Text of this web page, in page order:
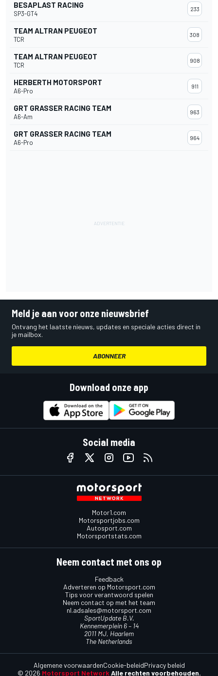
BESAPLAST RACING
SP3-GT4
233
TEAM ALTRAN PEUGEOT
TCR
308
TEAM ALTRAN PEUGEOT
TCR
908
HERBERTH MOTORSPORT
A6-Pro
911
GRT GRASSER RACING TEAM
A6-Am
963
GRT GRASSER RACING TEAM
A6-Pro
964
Meld je aan voor onze nieuwsbrief
Ontvang het laatste nieuws, updates en speciale acties direct in
je mailbox.
ABONNEER
Download onze app
Social media
Motor1.com
Motorsportjobs.com
Autosport.com
Motorsportstats.com
Neem contact met ons op
Feedback
Adverteren op Motorsport.com
Tips voor verantwoord spelen
Neem contact op met het team
nl.adsales@motorsport.com
SportUpdate B.V.
Kennemerplein 6 – 14
2011 MJ, Haarlem
The Netherlands
© 2026 Motorsport Network Alle rechten voorbehouden.
Algemene voorwaardenCookie-beleidPrivacy beleid